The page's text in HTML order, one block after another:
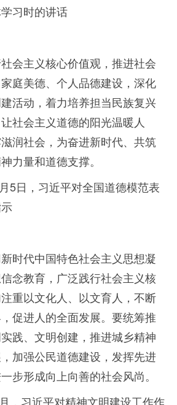
习时的讲话
会主义核心价值观，推进社会
庭美德、个人品德建设，深化
活动，着力培养担当民族复兴
社会主义道德的阳光温暖人
润社会，为奋进新时代、共筑
力量和道德支撑。
月5日，习近平对全国道德模范表
时代中国特色社会主义思想凝
念教育，广泛践行社会主义核
重以文化人、以文育人，不断
促进人的全面发展。要统筹推
践、文明创建，推进城乡精神
加强公民道德建设，发挥先进
步形成向上向善的社会风尚。
，习近平对精神文明建设工作作